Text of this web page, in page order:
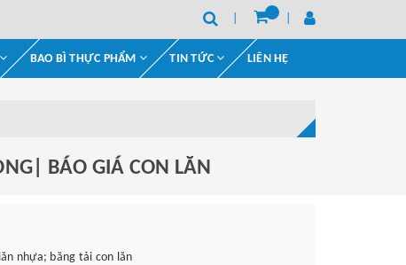
BAO BÌ THỰC PHẨM TIN TỨC LIÊN HỆ
BÁO GIÁ CON LĂN
nhựa; băng tải con lăn